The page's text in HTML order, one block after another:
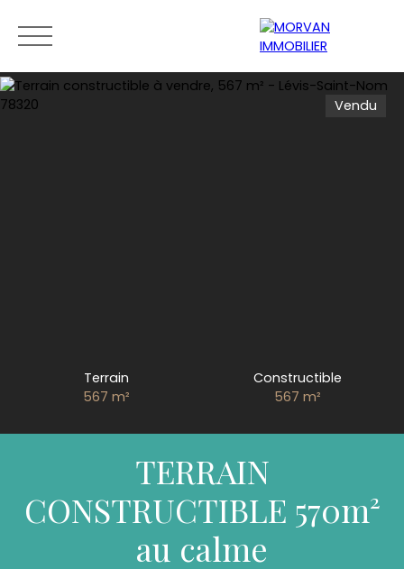
Vendu
Terrain
567m²
Constructible
567 m²
TERRAIN
CONSTRUCTIBLE 570m²
au calme